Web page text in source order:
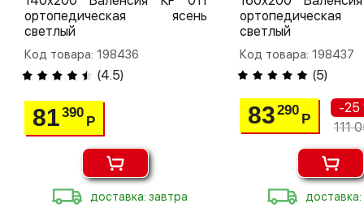
ортопедическая ясень
светлый
Код товара: 198436
(4.5)
81390
Р
доставка: завтра
светлый
Код товара: 198437
(5)
83290
Р
-25
111